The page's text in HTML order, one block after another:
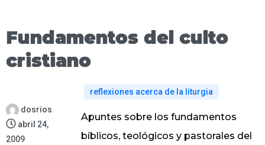
Fundamentos del culto
cristiano
dosrios
abril 24,
2009
reflexiones acerca de la liturgia
Apuntes sobre los fundamentos
bíblicos, teológicos y pastorales del